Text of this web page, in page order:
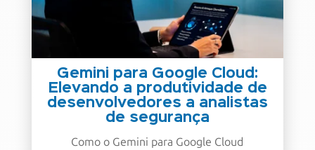
Gemini para Google Cloud:
Elevando a produtividade de
desenvolvedores a analistas
de segurança
Como o Gemini para Google Cloud